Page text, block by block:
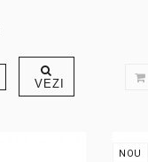
VEZI
NOU